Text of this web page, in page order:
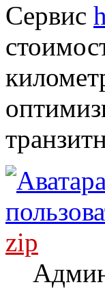
Сервис
zip